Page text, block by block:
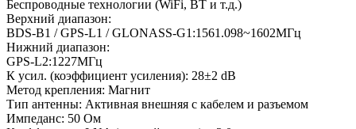
Беспроводные технологии (WiFi, BT и т.д.)
Верхний диапазон:
BDS-B1 / GPS-L1 / GLONASS-G1:1561.098~1602МГц
Нижний диапазон:
GPS-L2:1227МГц
К усил. (коэффициент усиления): 28±2 dB
Метод крепления: Магнит
Тип антенны: Активная внешняя с кабелем и разъемом
Импеданс: 50 Ом